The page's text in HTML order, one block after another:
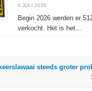
6 JULI 2026
Begin 2026 werden er
verkocht. Het is het...
steeds groter